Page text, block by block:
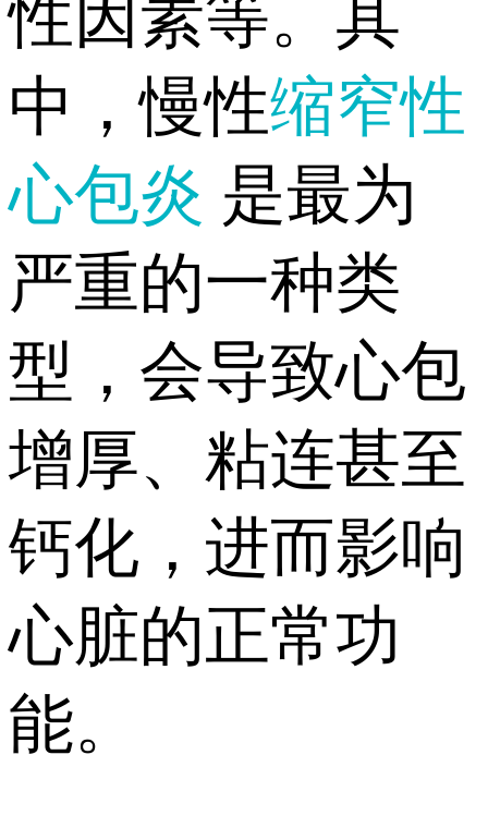
性因素等。其
中，慢性缩窄性
心包炎 是最为
严重的一种类
型，会导致心包
增厚、粘连甚至
钙化，进而影响
心脏的正常功
能。